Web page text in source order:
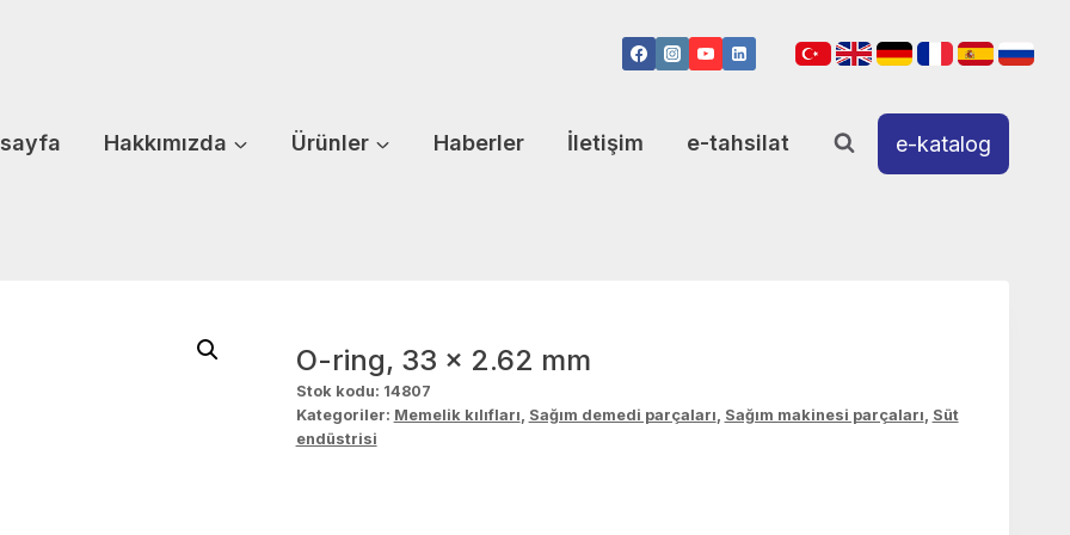
Hakkımızda Ürünler Haberler İletişim e-tahsilat e-katalog
O-ring, 33 x 2.62 mm
Stok kodu: 14807
Kategoriler: Memelik kılıfları, Sağım demedi parçaları, Sağım makinesi parçaları, Süt
endüstrisi